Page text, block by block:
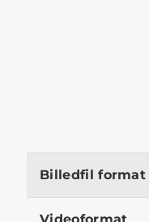
Billedfil format